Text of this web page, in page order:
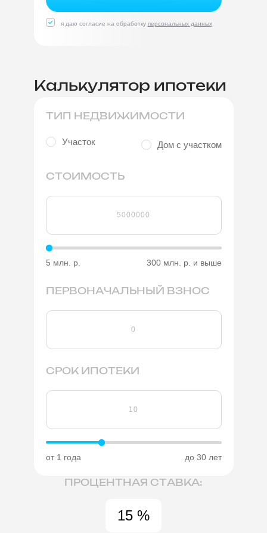
я даю согласие на обработку персональных данных
Калькулятор ипотеки
ТИП НЕДВИЖИМОСТИ
Участок Дом с участком
СТОИМОСТЬ
5 млн. р. 300 млн. р. и выше
ПЕРВОНАЧАЛЬНЫЙ ВЗНОС
СРОК ИПОТЕКИ
от 1 года до 30 лет
ПРОЦЕНТНАЯ СТАВКА:
15 %